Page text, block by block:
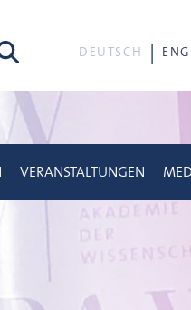
DEUTSCH
VERANSTALTUNGEN